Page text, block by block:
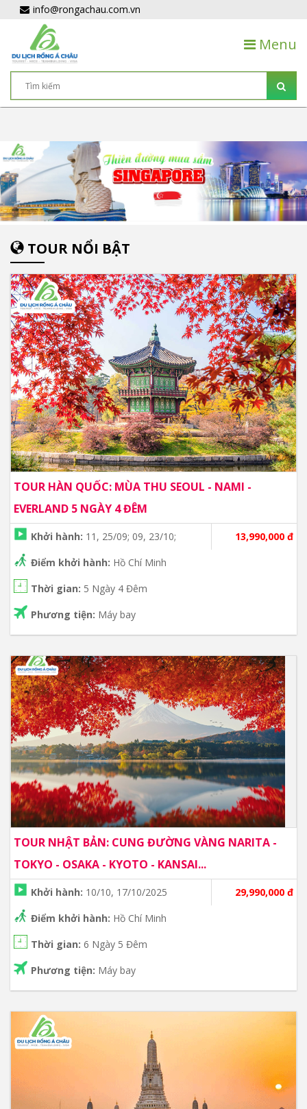
info@rongachau.com.vn
Menu
TOUR NỔI BẬT
TOUR HÀN QUỐC: MÙA THU SEOUL - NAMI -
EVERLAND 5 NGÀY 4 ĐÊM
13,990,000 đ
Khởi hành: 11, 25/09; 09, 23/10;
Điểm khởi hành: Hồ Chí Minh
Thời gian: 5 Ngày 4 Đêm
Phương tiện: Máy bay
TOUR NHẬT BẢN: CUNG ĐƯỜNG VÀNG NARITA -
TOKYO - OSAKA - KYOTO - KANSAI...
29,990,000 đ
Khởi hành: 10/10, 17/10/2025
Điểm khởi hành: Hồ Chí Minh
Thời gian: 6 Ngày 5 Đêm
Phương tiện: Máy bay